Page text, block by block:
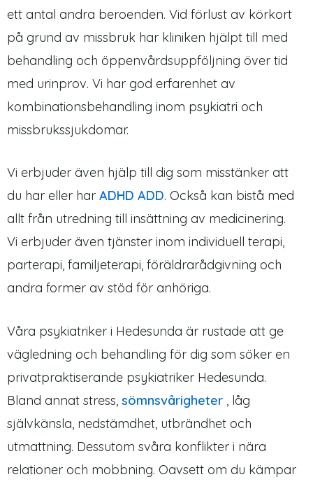
ett antal andra beroenden. Vid förlust av körkort
på grund av missbruk har kliniken hjälpt till med
behandling och öppenvårdsuppföljning över tid
med urinprov. Vi har god erfarenhet av
kombinationsbehandling inom psykiatri och
missbrukssjukdomar.
Vi erbjuder även hjälp till dig som misstänker att
du har eller har ADHD ADD. Också kan bistå med
allt från utredning till insättning av medicinering.
Vi erbjuder även tjänster inom individuell terapi,
parterapi, familjeterapi, föräldrarådgivning och
andra former av stöd för anhöriga.
Våra psykiatriker i Hedesunda är rustade att ge
vägledning och behandling för dig som söker en
privatpraktiserande psykiatriker Hedesunda.
Bland annat stress, sömnsvårigheter , låg
självkänsla, nedstämdhet, utbrändhet och
utmattning. Dessutom svåra konflikter i nära
relationer och mobbning. Oavsett om du kämpar